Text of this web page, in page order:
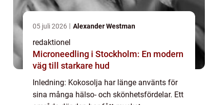
05 juli 2026 Alexander Westman
redaktionel
Microneedling i Stockholm: En modern
väg till starkare hud
Inledning: Kokosolja har länge använts för
sina många hälso- och skönhetsfördelar. Ett